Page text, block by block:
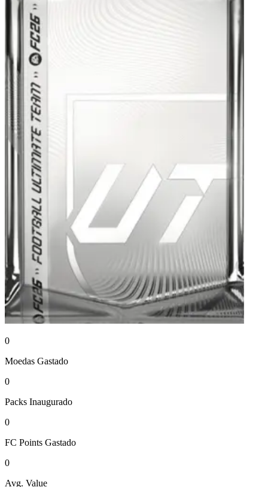
0
Moedas Gastado
0
Packs Inaugurado
0
FC Points Gastado
0
Avg. Value